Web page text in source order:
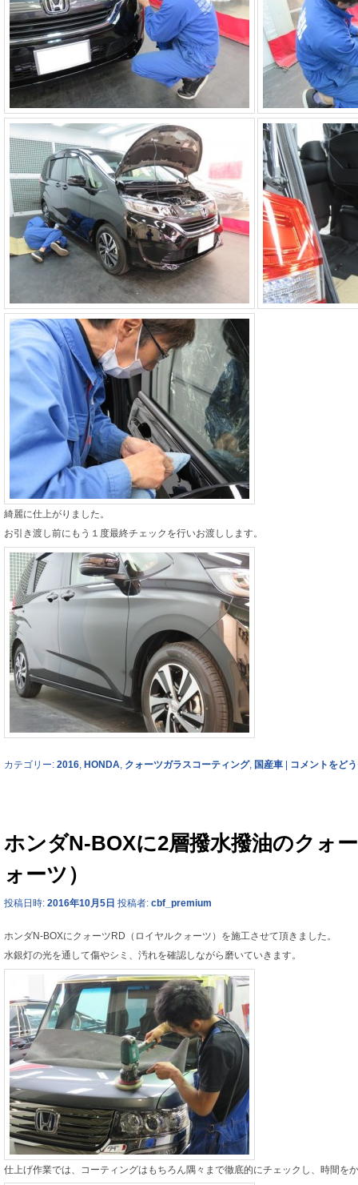
綺麗に仕上がりました。
お引き渡し前にもう１度最終チェックを行いお渡しします。
カテゴリー: 2016 HONDA クォーツガラスコーティング, 国産車 | コメントをど
ホンダN-BOXに2層撥水撥油のクォ
ォーツ）
投稿日時: 2016年10月5日 投稿者: cbf_premium
ホンダN-BOXにクォーツRD（ロイヤルクォーツ）を施工させて頂きました。
水銀灯の光を通して傷やシミ、汚れを確認しながら磨いていきます。
仕上げ作業では、コーティングはもちろん隅々まで徹底的にチェックし、時間を